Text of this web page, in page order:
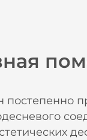
постепенно